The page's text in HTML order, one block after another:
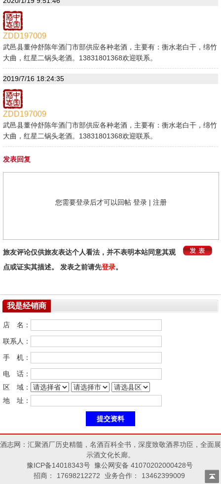
ZDD197009
武邑县董仲舒陈年酒门市部供应各种老酒，主要有：衡水老白干，绵竹
大曲，红星二锅头老酒。13831801368欢迎联系。
2019/7/16 18:24:35
ZDD197009
武邑县董仲舒陈年酒门市部供应各种老酒，主要有：衡水老白干，绵竹
大曲，红星二锅头老酒。13831801368欢迎联系。
发表回复
您需要登录后才可以回帖 登录 | 注册
旅友评论仅供旅友表达个人看法，并不表明本站同意其观
点或证实其描述。 发表之前请先登录。
我是经销商
店 名：
联系人：
手 机：
电 话：
区 域：
地 址：
酒志网：汇聚酒厂历史精髓，名酒百科全书，深度致敬酒界功臣，全面展
示酒文化长廊。
豫ICP备14018343号 豫公网安备 41070202000428号
招商：
17698212272 业务合作： 13462399009